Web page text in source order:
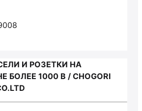
И РОЗЕТКИ НА
БОЛЕЕ 1000 В / CHOGORI